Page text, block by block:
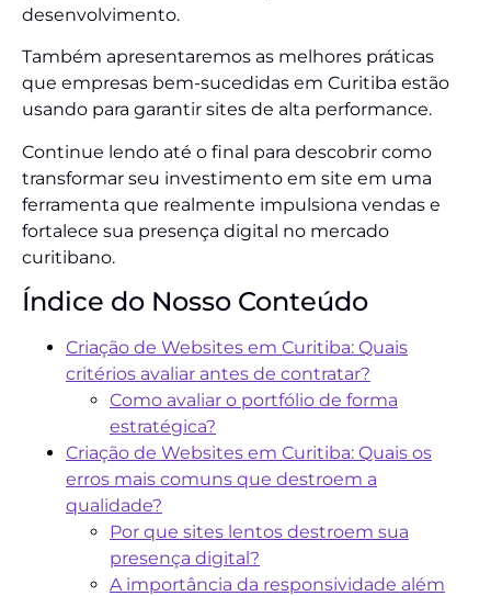
desenvolvimento.
Também apresentaremos as melhores práticas
que empresas bem-sucedidas em Curitiba estão
usando para garantir sites de alta performance.
Continue lendo até o final para descobrir como
transformar seu investimento em site em uma
ferramenta que realmente impulsiona vendas e
fortalece sua presença digital no mercado
curitibano.
Índice do Nosso Conteúdo
Criação de Websites em Curitiba: Quais
critérios avaliar antes de contratar?
Como avaliar o portfólio de forma
estratégica?
Criação de Websites em Curitiba: Quais os
erros mais comuns que destroem a
qualidade?
Por que sites lentos destroem sua
presença digital?
A importância da responsividade além